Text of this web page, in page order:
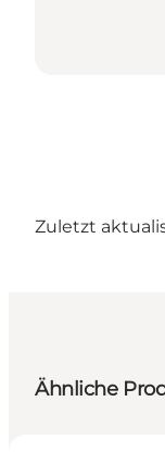
Zuletzt
Ähnliche